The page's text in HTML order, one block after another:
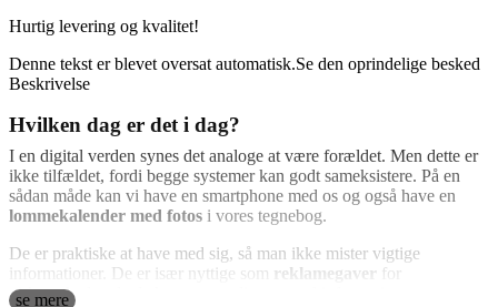
Hurtig levering og kvalitet!
Denne tekst er blevet oversat automatisk.Se den oprindelige besked
Beskrivelse
Hvilken dag er det i dag?
I en digital verden synes det analoge at være forældet. Men dette er
ikke tilfældet, fordi begge systemer kan godt sameksistere. På en
sådan måde kan vi have en smartphone med os og også have en
lommekalender med fotos i vores tegnebog.
De er praktiske at have med sig, så man ikke mister vigtige
informationer. De er især nyttige som reklamegaver for
virksomheder, da de kan personaliseres med informationer og
se mere